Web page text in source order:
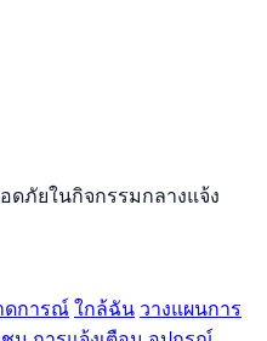
ภัยในกิจกรรมกลางแจ้ง
ดการณ์ใกล้ฉัน วางแผนการ